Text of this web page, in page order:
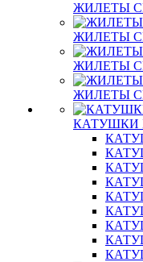
ЖИЛЕТЫ
ЖИЛЕТЫ
ЖИЛЕТЫ
ЖИЛЕТЫ
КАТУШКИ